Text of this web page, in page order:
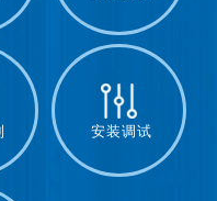
安装调试